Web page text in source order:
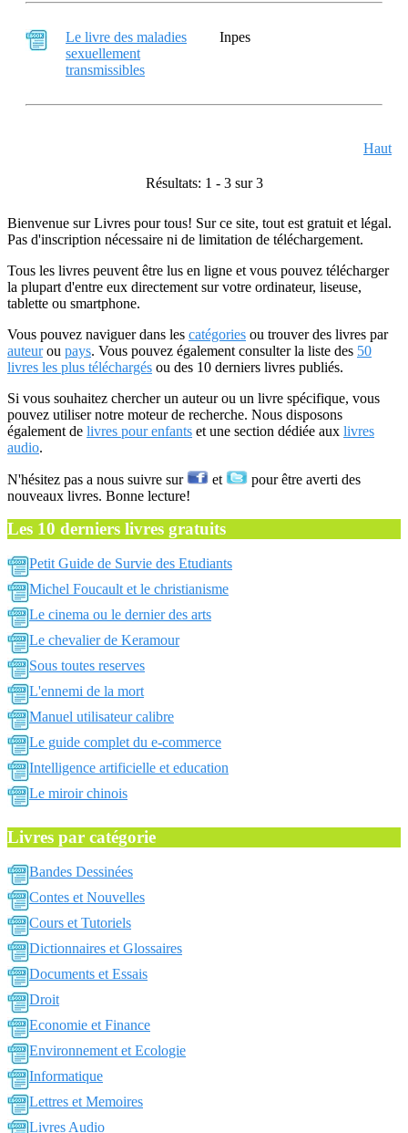
Le livre des maladies
sexuellement
transmissibles
Inpes
Haut
Résultats: 1 - 3 sur 3
Bienvenue sur Livres pour tous! Sur ce site, tout est gratuit et légal.
Pas d'inscription nécessaire ni de limitation de téléchargement.
Tous les livres peuvent être lus en ligne et vous pouvez télécharger
la plupart d'entre eux directement sur votre ordinateur, liseuse,
tablette ou smartphone.
Vous pouvez naviguer dans les catégories ou trouver des livres par
auteurou pays. Vous pouvez également consulter la liste des 50
livres les plus téléchargés ou des 10 derniers livres publiés.
Si vous souhaitez chercher un auteur ou un livre spécifique, vous
pouvez utiliser notre moteur de recherche. Nous disposons
également de livres pour enfants et une section dédiée aux livres
audio.
N'hésitez pas a nous suivre sur et
pour être averti des
nouveaux livres. Bonne lecture!
Les 10 derniers livres gratuits
Petit Guide de Survie des Etudiants
Michel Foucault et le christianisme
Le cinema ou le dernier des arts
Le chevalier de Keramour
Sous toutes reserves
L'ennemi de la mort
Manuel utilisateur calibre
Le guide complet du e-commerce
Intelligence artificielle et education
Le miroir chinois
Livres par catégorie
Bandes Dessinées
Contes et Nouvelles
Cours et Tutoriels
Dictionnaires et Glossaires
Documents et Essais
Droit
Economie et Finance
Environnement et Ecologie
Informatique
Lettres et Memoires
Livres Audio